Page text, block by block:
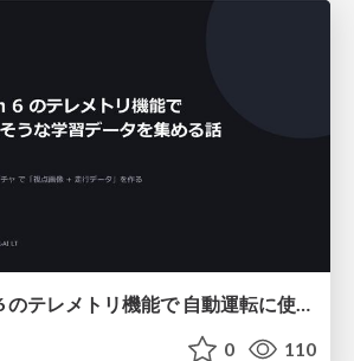
Forza Horizon 6 のテレメトリ機能で 自動運転に使えそうな学習データを集める話
0 110